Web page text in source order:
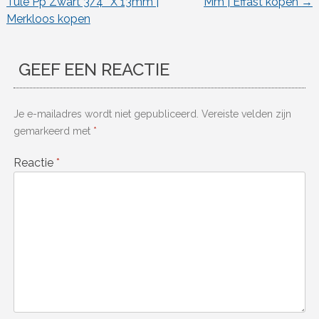
Merkloos kopen
GEEF EEN REACTIE
Je e-mailadres wordt niet gepubliceerd. Vereiste velden zijn
gemarkeerd met *
Reactie *